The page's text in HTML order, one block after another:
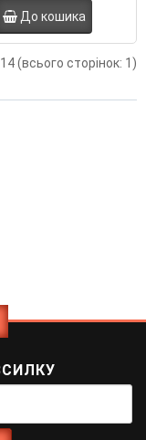
До кошика
(всього сторінок: 1)